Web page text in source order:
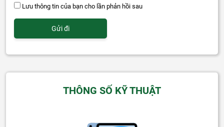
Lưu thông tin của bạn cho lần phản hồi sau
THÔNG SỐ KỸ THUẬT